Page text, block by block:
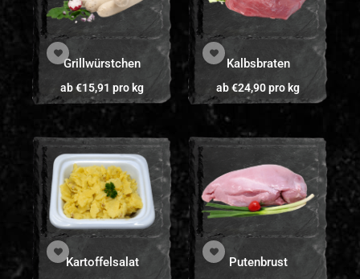
Grillwürstchen
ab€15,91 pro kg
Kalbsbraten
ab€24,90pro kg
Kartoffelsalat Putenbrust